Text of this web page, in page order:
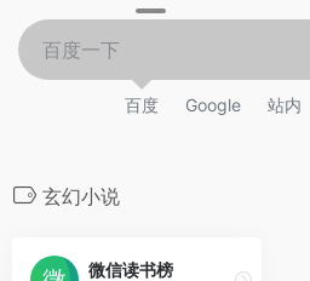
百度 Google 站内
玄幻小说
微信读书榜